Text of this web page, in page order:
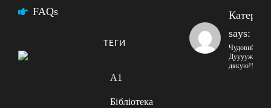
FAQs
ТЕГИ
A1
Бібліотека
says:
Чудовий
Дууууже
дякую!!!